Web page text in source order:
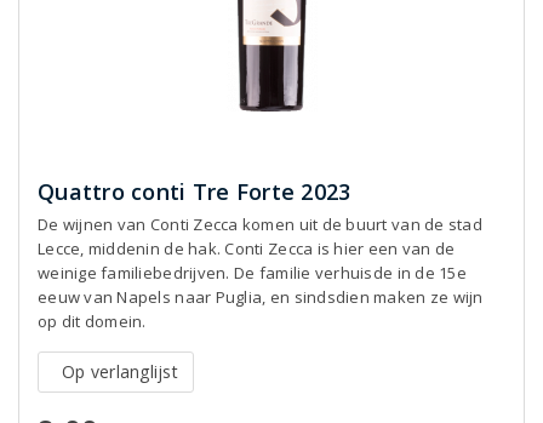
Quattro conti Tre Forte 2023
De wijnen van Conti Zecca komen uit de buurt van de stad
Lecce, middenin de hak. Conti Zecca is hier een van de
weinige familiebedrijven. De familie verhuisde in de 15e
eeuw van Napels naar Puglia, en sindsdien maken ze wijn
op dit domein.
Op verlanglijst